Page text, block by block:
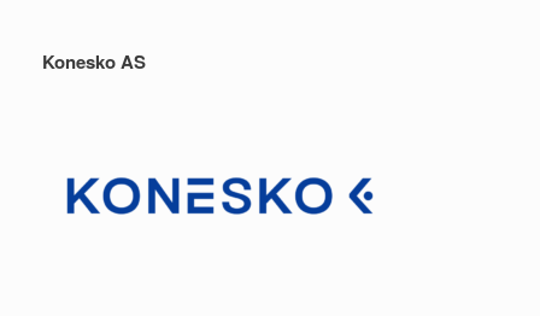
Konesko AS